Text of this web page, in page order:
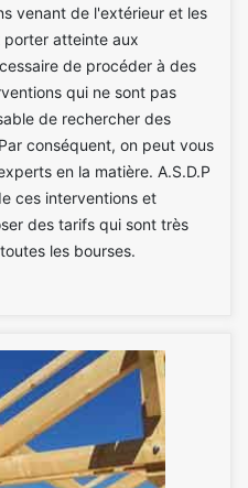
venant de l'extérieur et les
atteinte aux
de procéder à des
qui ne sont pas
de rechercher des
conséquent, on peut vous
en la matière. A.S.D.P
ces interventions et
des tarifs qui sont très
les bourses.